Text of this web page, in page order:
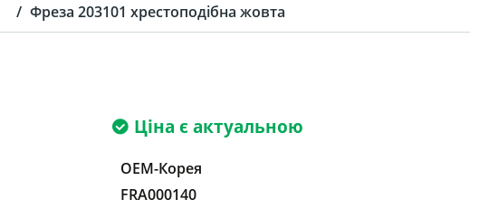
Фреза 203101 хрестоподібна жовта
Ціна є актуальною
OEM-Корея
FRA000140